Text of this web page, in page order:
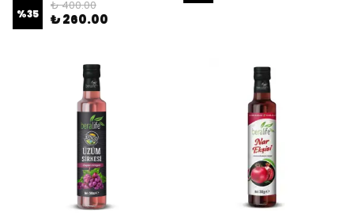
%35
₺ 400.00
₺ 260.00